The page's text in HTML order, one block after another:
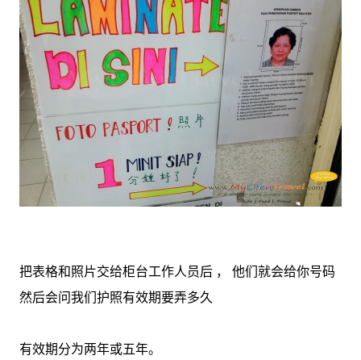
把表格和照片交给柜台工作人员后 ， 他们就会给你号码
然后会问我们护照有效期要弄多久
有效期分为两年或五年。